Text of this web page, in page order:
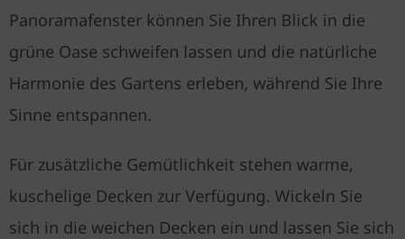
Panoramafenster können Sie Ihren Blick in die
grüne Oase schweifen lassen und die natürliche
Harmonie des Gartens erleben, während Sie Ihre
Sinne entspannen.
Für zusätzliche Gemütlichkeit stehen warme,
kuschelige Decken zur Verfügung. Wickeln Sie
sich in die weichen Decken ein und lassen Sie sich